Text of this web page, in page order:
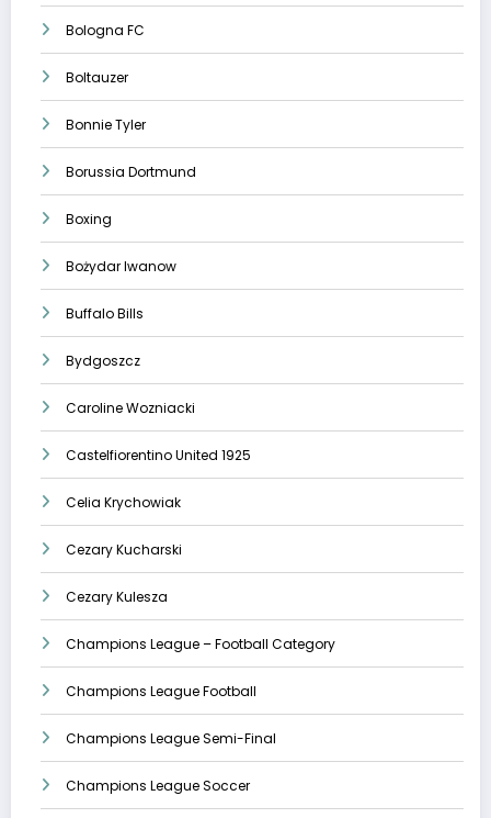
Bologna FC
Boltauzer
Bonnie Tyler
Borussia Dortmund
Boxing
Bożydar Iwanow
Buffalo Bills
Bydgoszcz
Caroline Wozniacki
Castelfiorentino United 1925
Celia Krychowiak
Cezary Kucharski
Cezary Kulesza
Champions League – Football Category
Champions League Football
Champions League Semi-Final
Champions League Soccer